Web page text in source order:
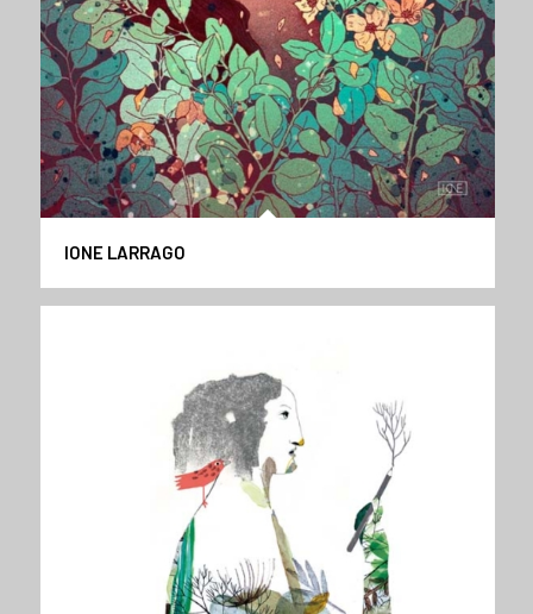
IONE LARRAGO